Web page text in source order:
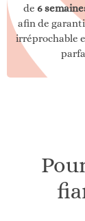
de 6
afin de
irréprochable